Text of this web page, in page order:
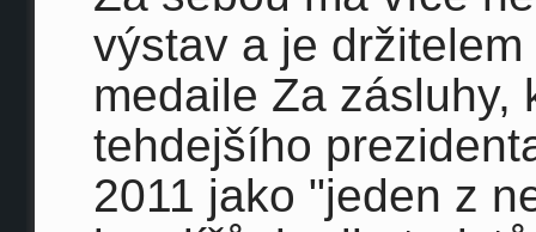
výstav a je
medaile Za zásluhy,
tehdejšího
2011 jako "jeden z